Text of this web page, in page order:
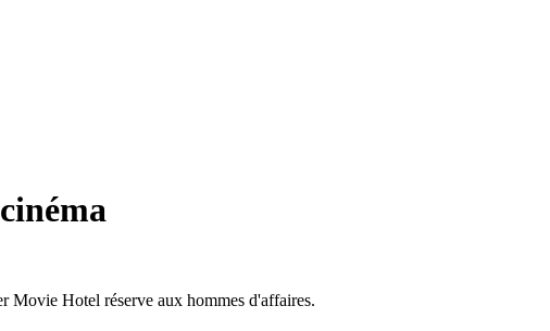
Movie Hotel réserve aux hommes d'affaires.